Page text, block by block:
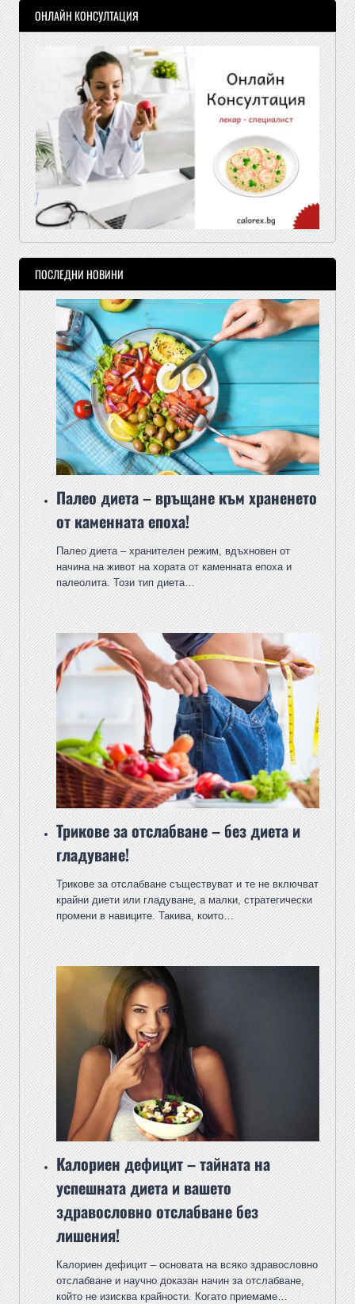
ОНЛАЙН КОНСУЛТАЦИЯ
ПОСЛЕДНИ НОВИНИ
Палео диета – връщане към храненето
от каменната епоха!
Палео диета – хранителен режим, вдъхновен от
начина на живот на хората от каменната епоха и
палеолита. Този тип диета…
Трикове за отслабване – без диета и
гладуване!
Трикове за отслабване съществуват и те не включват
крайни диети или гладуване, а малки, стратегически
промени в навиците. Такива, които…
Калориен дефицит – тайната на
успешната диета и вашето
здравословно отслабване без
лишения!
Калориен дефицит – основата на всяко здравословно
отслабване и научно доказан начин за отслабване,
който не изисква крайности. Когато приемаме…